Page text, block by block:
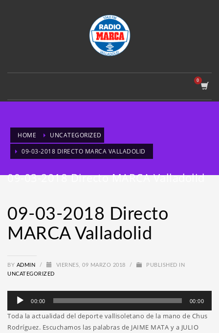
HOME
UNCATEGORIZED
09-03-2018 DIRECTO MARCA VALLADOLID
09-03-2018 Directo MARCA Valladolid
09-03-2018 Directo
MARCA Valladolid
BY ADMIN / VIERNES, 09 MARZO 2018 /
PUBLISHED IN
UNCATEGORIZED
Reproductor
audio
00:00 00:00
Toda la actualidad del deporte vallisoletano de la mano de Chus
Rodríguez. Escuchamos las palabras de JAIME MATA y a JULIO